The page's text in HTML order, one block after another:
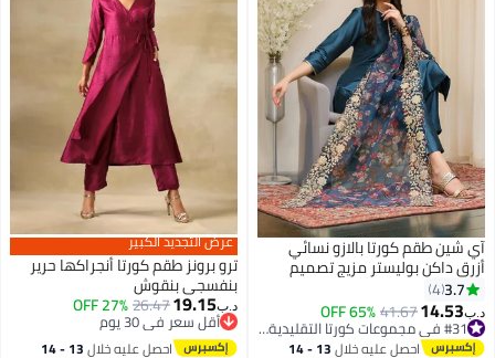
آي شين طقم كورتا بالازو نسائي
أزرق داكن بوليستر مزيج تصميم
ذاتي كامل الطول
3.7
4
د.ب‏14.53
41.67
65% OFF
#31 في مجموعات كورتا التقليدية النسائية
احصل عليه خلال 13 - 14
عرض التجديد الكبير
ترو برونز طقم كورتا أنجراكها حرير
بنفسجي بنقوش
د.ب‏19.15
26.47
27% OFF
أقل سعر في 30 يوم
أقل سعر في 30 يوماحصل عليه خلال 13 - 14